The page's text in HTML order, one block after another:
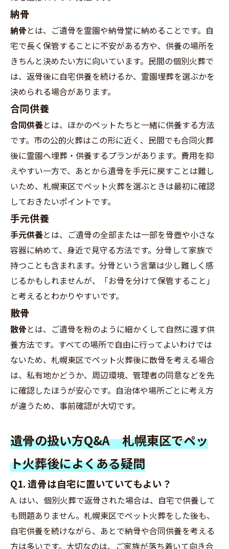
納骨
納骨とは、ご遺骨を霊園や納骨堂に納めることです。自
宅で長く保管することに不安がある方や、供養の場所を
きちんと決めたい方に向いています。民間の個別火葬で
は、返骨後に自宅供養を続けるか、霊園埋葬を選ぶかを
決められる場合があります。
合同供養
合同供養とは、ほかのペットたちと一緒に供養する方法
です。市の公的火葬はこの形に近く、民間でも合同火葬
後に霊園へ埋葬・供養するプランがあります。費用を抑
えやすい一方で、あとから遺骨を手元に戻すことは難し
いため、札幌東区でペット火葬を選ぶときは最初に確認
しておきたいポイントです。
手元供養
手元供養とは、ご遺骨の全部または一部を骨壺や小さな
容器に納めて、身近で見守る方法です。分骨して家族で
持つことも含まれます。分骨という言葉は少し難しく感
じるかもしれませんが、「お骨を分けて保管すること」
と考えるとわかりやすいです。
散骨
散骨とは、ご遺骨を粉のように細かくして自然に還す供
養方法です。すべての場所で自由に行ってよいわけでは
ないため、札幌東区でペット火葬後に散骨を考える場合
は、私有地かどうか、周辺環境、管理者の同意などを先
に確認したほうが安心です。自治体や場所ごとに考え方
が違うため、事前確認が大切です。
遺骨の扱い方Q&A 札幌東区でペッ
ト火葬後によくある疑問
Q1. 遺骨は自宅に置いていてもよい？
A. はい、個別火葬で返骨された場合は、自宅で供養して
も問題ありません。札幌東区でペット火葬をした後も、
自宅供養を続けながら、あとで納骨や合同供養を考える
方は多いです。大切なのは、ご家族が落ち着いて向き合